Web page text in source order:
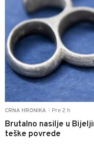
CRNA HRONIKA Pre 2 h
Brutalno nasilje u
teške povrede